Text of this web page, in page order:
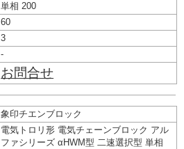
単相 200
60
3
-
お問合せ
象印チエンブロック
電気トロリ形 電気チェーンブロック アル
ファシリーズ αHWM型 二速選択型 単相